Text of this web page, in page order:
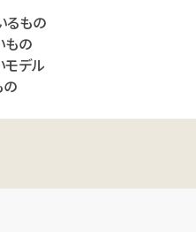
るもの
もの
デル